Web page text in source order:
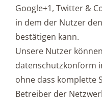
Google+1, Twitter &
in dem der Nutzer
bestätigen kann.
Unsere Nutzer
datenschutzkonform
ohne dass komplette
Betreiber der